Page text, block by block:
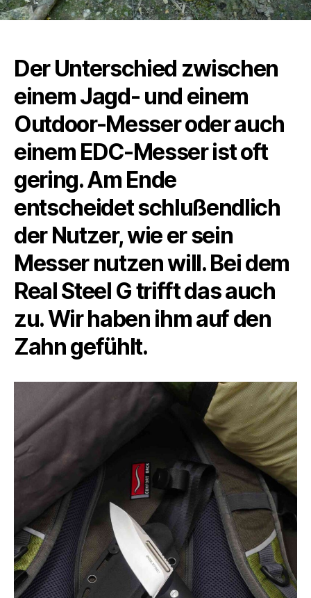
Der Unterschied zwischen
einem Jagd- und einem
Outdoor-Messer oder auch
einem EDC-Messer ist oft
gering. Am Ende
entscheidet schlußendlich
der Nutzer, wie er sein
Messer nutzen will. Bei dem
Real Steel G trifft das auch
zu. Wir haben ihm auf den
Zahn gefühlt.